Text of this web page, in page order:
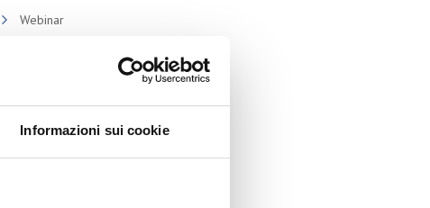
Informazioni sui cookie
Webinar
Memorandum of Understanding
Corsi di formazione
Contatti utili
FAQ